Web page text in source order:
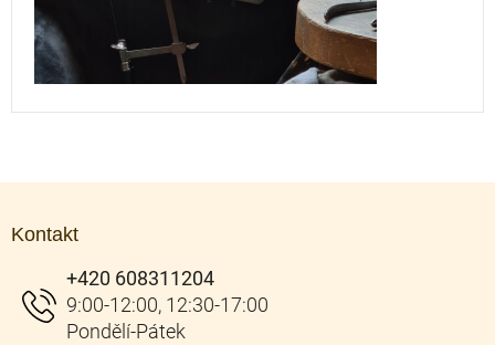
Kontakt
+420 608311204